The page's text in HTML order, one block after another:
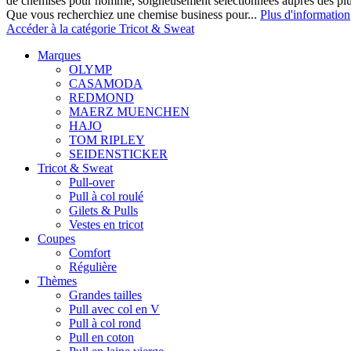
Que vous recherchiez une chemise business pour... Plus d'information
Accéder à la catégorie Tricot & Sweat
Marques
OLYMP
CASAMODA
REDMOND
MAERZ MUENCHEN
HAJO
TOM RIPLEY
SEIDENSTICKER
Tricot & Sweat
Pull-over
Pull à col roulé
Gilets & Pulls
Vestes en tricot
Coupes
Comfort
Régulière
Thèmes
Grandes tailles
Pull avec col en V
Pull à col rond
Pull en coton